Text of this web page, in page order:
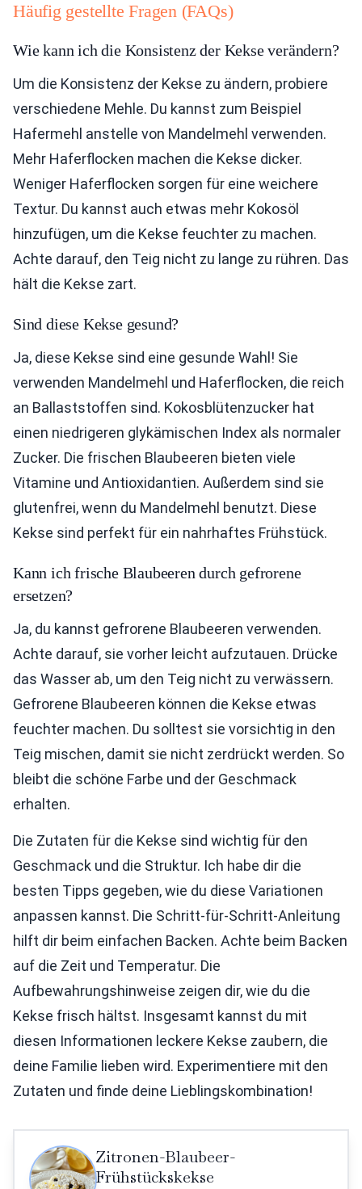
Häufig gestellte Fragen (FAQs)
Wie kann ich die Konsistenz der Kekse verändern?
Um die Konsistenz der Kekse zu ändern, probiere
verschiedene Mehle. Du kannst zum Beispiel
Hafermehl anstelle von Mandelmehl verwenden.
Mehr Haferflocken machen die Kekse dicker.
Weniger Haferflocken sorgen für eine weichere
Textur. Du kannst auch etwas mehr Kokosöl
hinzufügen, um die Kekse feuchter zu machen.
Achte darauf, den Teig nicht zu lange zu rühren. Das
hält die Kekse zart.
Sind diese Kekse gesund?
Ja, diese Kekse sind eine gesunde Wahl! Sie
verwenden Mandelmehl und Haferflocken, die reich
an Ballaststoffen sind. Kokosblütenzucker hat
einen niedrigeren glykämischen Index als normaler
Zucker. Die frischen Blaubeeren bieten viele
Vitamine und Antioxidantien. Außerdem sind sie
glutenfrei, wenn du Mandelmehl benutzt. Diese
Kekse sind perfekt für ein nahrhaftes Frühstück.
Kann ich frische Blaubeeren durch gefrorene
ersetzen?
Ja, du kannst gefrorene Blaubeeren verwenden.
Achte darauf, sie vorher leicht aufzutauen. Drücke
das Wasser ab, um den Teig nicht zu verwässern.
Gefrorene Blaubeeren können die Kekse etwas
feuchter machen. Du solltest sie vorsichtig in den
Teig mischen, damit sie nicht zerdrückt werden. So
bleibt die schöne Farbe und der Geschmack
erhalten.
Die Zutaten für die Kekse sind wichtig für den
Geschmack und die Struktur. Ich habe dir die
besten Tipps gegeben, wie du diese Variationen
anpassen kannst. Die Schritt-für-Schritt-Anleitung
hilft dir beim einfachen Backen. Achte beim Backen
auf die Zeit und Temperatur. Die
Aufbewahrungshinweise zeigen dir, wie du die
Kekse frisch hältst. Insgesamt kannst du mit
diesen Informationen leckere Kekse zaubern, die
deine Familie lieben wird. Experimentiere mit den
Zutaten und finde deine Lieblingskombination!
Zitronen-Blaubeer-
Frühstückskekse